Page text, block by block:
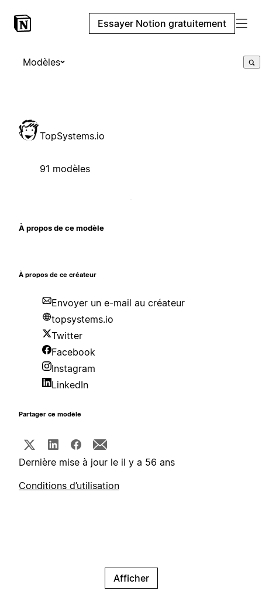
Essayer Notion gratuitement
Modèles
TopSystems.io
91 modèles
À propos de ce modèle
À propos de ce créateur
Envoyer un e-mail au créateur
topsystems.io
Twitter
Facebook
Instagram
LinkedIn
Partager ce modèle
Dernière mise à jour le il y a 56 ans
Conditions d’utilisation
Afficher